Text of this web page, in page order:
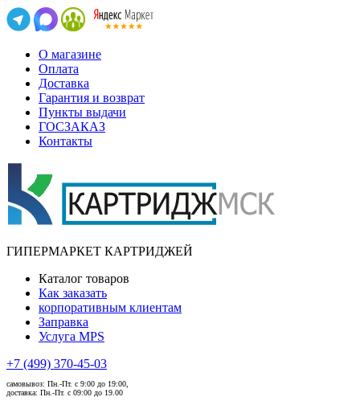
О магазине
Оплата
Доставка
Гарантия и возврат
Пункты выдачи
ГОСЗАКАЗ
Контакты
ГИПЕРМАРКЕТ КАРТРИДЖЕЙ
Каталог товаров
Как заказать
корпоративным клиентам
Заправка
Услуга MPS
+7 (499) 370-45-03
самовывоз: Пн.-Пт. с 9:00 до 19:00,
доставка: Пн.-Пт. с 09:00 до 19.00